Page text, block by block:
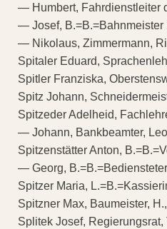
— Humbert, Fahrdienstleiter
— Josef, B.=B.=Bahnmeister
— Nikolaus, Zimmermann,
Spitaler Eduard,
Spitler Franziska,
Spitz Johann,
Spitzeder Adelheid,
— Johann, Bankbeamter,
Spitzenstätter Anton,
— Georg,
Spitzer Maria,
Spitzner Max, Baumeister,
Splitek Josef, Regierungsrat,